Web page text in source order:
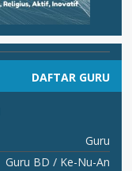
DAFTAR GURU
Guru
Guru BD / Ke-Nu-An